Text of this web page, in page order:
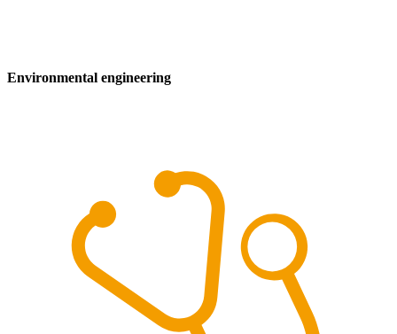
Environmental engineering